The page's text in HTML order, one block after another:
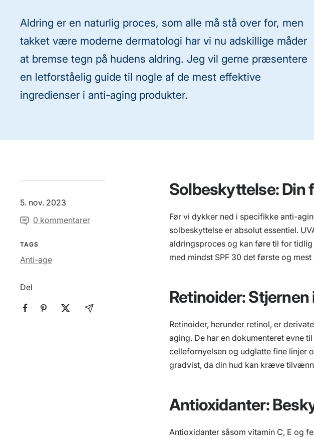
Aldring er en naturlig proces, som alle må stå over for, men
takket være moderne dermatologi har vi nu adskillige måder
at bremse tegn på hudens aldring. Jeg vil gerne præsentere
en letforståelig guide til nogle af de mest effektive
ingredienser i anti-aging produkter.
5. nov. 2023
0 kommentarer
TAGS
Anti-age
Del
Solbeskyttelse: Din
Før vi dykker ned i specifikke anti-
solbeskyttelse er absolut essentiel.
aldringsproces og kan føre til for
med mindst SPF 30 det første og
Retinoider:
Retinoider, herunder retinol, er
aging. De har en dokumenteret evne
cellefornyelsen og udglatte fine linjer
gradvist, da din hud kan kræve
Antioxidanter:
Antioxidanter såsom vitamin C, E og